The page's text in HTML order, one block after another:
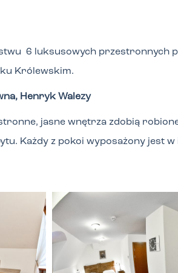
6 luksusowych przestronnych
Królewskim.
Henryk Walezy
jasne wnętrza zdobią
Każdy z pokoi wyposażony jest w